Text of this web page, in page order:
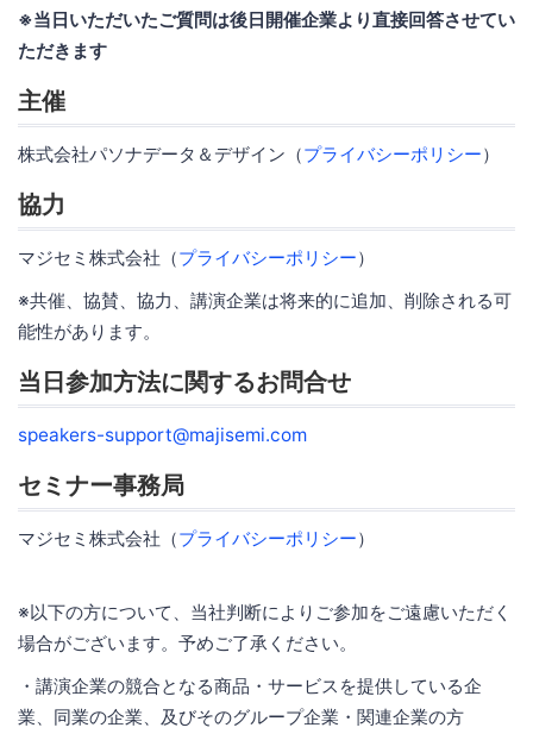
※当日いただいたご質問は後日開催企業より直接回答させてい
ただきます
主催
株式会社パソナデータ＆デザイン（プライバシーポリシー）
協力
マジセミ株式会社（プライバシーポリシー）
※共催、協賛、協力、講演企業は将来的に追加、削除される可
能性があります。
当日参加方法に関するお問合せ
speakers-support@majisemi.com
セミナー事務局
マジセミ株式会社（プライバシーポリシー）
※以下の方について、当社判断によりご参加をご遠慮いただく
場合がございます。予めご了承ください。
・講演企業の競合となる商品・サービスを提供している企
業、同業の企業、及びそのグループ企業・関連企業の方